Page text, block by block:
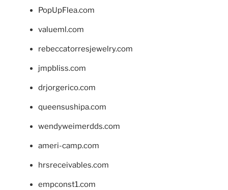
PopUpFlea.com
valueml.com
rebeccatorresjewelry.com
jmpbliss.com
drjorgerico.com
queensushipa.com
wendyweimerdds.com
ameri-camp.com
hrsreceivables.com
empconst1.com